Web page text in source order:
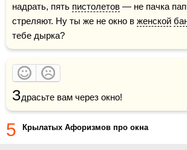
надрать, пять пистолетов — не пачка
стреляют. Ну ты же не окно в женской
тебе дырка?
Здрасьте вам через окно!
5 Крылатых Афоризмов про окна